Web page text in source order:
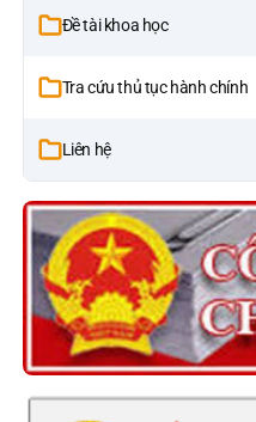
Đề tài khoa học
Tra cứu thủ tục hành chính
Liên hệ